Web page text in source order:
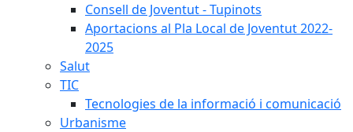
Consell de Joventut - Tupinots
Aportacions al Pla Local de Joventut 2022-
2025
Salut
TIC
Tecnologies de la informació i comunicació
Urbanisme